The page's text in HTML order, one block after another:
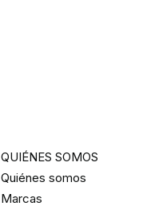
QUIÉNES SOMOS
Quiénes somos
Marcas